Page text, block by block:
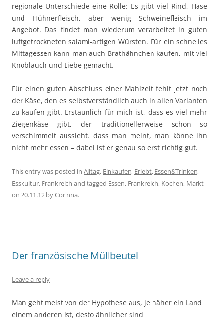
regionale Unterschiede eine Rolle: Es gibt viel Rind, Hase
und Hühnerfleisch, aber wenig Schweinefleisch im
Angebot. Das findet man wiederum verarbeitet in guten
luftgetrockneten salami-artigen Würsten. Für ein schnelles
Mittagessen kann man auch Brathähnchen kaufen, mit viel
Knoblauch und Liebe gemacht.
Für einen guten Abschluss einer Mahlzeit fehlt jetzt noch
der Käse, den es selbstverständlich auch in allen Varianten
zu kaufen gibt. Erstaunlich für mich ist, dass es viel mehr
Ziegenkäse gibt, der traditionellerweise schon so
verschimmelt aussieht, dass man meint, man könne ihn
nicht mehr essen – dabei ist er genau so erst richtig gut.
This entry was posted in Alltag, Einkaufen, Erlebt, Essen&Trinken,
Esskultur, Frankreich and tagged Essen, Frankreich, Kochen, Markt
on 20.11.12 byCorinna.
Der französische Müllbeutel
Leave a reply
Man geht meist von der Hypothese aus, je näher ein Land
einem anderen ist, desto ähnlicher sind